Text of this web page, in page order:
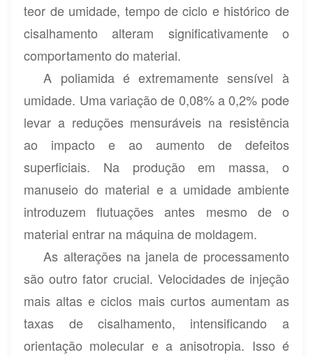
teor de umidade, tempo de ciclo e histórico de
cisalhamento alteram significativamente o
comportamento do material.
A poliamida é extremamente sensível à
umidade. Uma variação de 0,08% a 0,2% pode
levar a reduções mensuráveis ​​na resistência
ao impacto e ao aumento de defeitos
superficiais. Na produção em massa, o
manuseio do material e a umidade ambiente
introduzem flutuações antes mesmo de o
material entrar na máquina de moldagem.
As alterações na janela de processamento
são outro fator crucial. Velocidades de injeção
mais altas e ciclos mais curtos aumentam as
taxas de cisalhamento, intensificando a
orientação molecular e a anisotropia. Isso é